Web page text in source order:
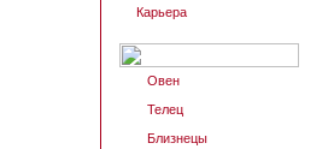
Карьера
Овен
Телец
Близнецы